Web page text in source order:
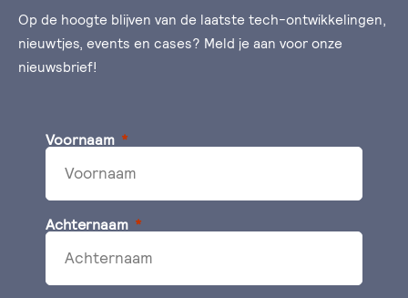
Op de hoogte blijven van de laatste tech-ontwikkelingen,
nieuwtjes, events en cases? Meld je aan voor onze
nieuwsbrief!
Voornaam
Achternaam